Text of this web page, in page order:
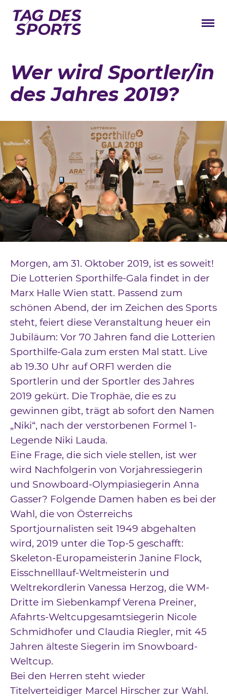
Stars
Lageplan
Galerie
Verbände
Barrierefreiheit
Downloads
Impressum
Datenschutz
Wer wird Sportler/in
des Jahres 2019?
Morgen, am 31. Oktober 2019, ist es soweit!
Die Lotterien Sporthilfe-Gala findet in der
Marx Halle Wien statt. Passend zum
schönen Abend, der im Zeichen des Sports
steht, feiert diese Veranstaltung heuer ein
Jubiläum: Vor 70 Jahren fand die Lotterien
Sporthilfe-Gala zum ersten Mal statt. Live
ab 19.30 Uhr auf ORF1 werden die
Sportlerin und der Sportler des Jahres
2019 gekürt. Die Trophäe, die es zu
gewinnen gibt, trägt ab sofort den Namen
„Niki“, nach der verstorbenen Formel 1-
Legende Niki Lauda.
Eine Frage, die sich viele stellen, ist wer
wird Nachfolgerin von Vorjahressiegerin
und Snowboard-Olympiasiegerin Anna
Gasser? Folgende Damen haben es bei der
Wahl, die von Österreichs
Sportjournalisten seit 1949 abgehalten
wird, 2019 unter die Top-5 geschafft:
Skeleton-Europameisterin Janine Flock,
Eisschnelllauf-Weltmeisterin und
Weltrekordlerin Vanessa Herzog, die WM-
Dritte im Siebenkampf Verena Preiner,
Afahrts-Weltcupgesamtsiegerin Nicole
Schmidhofer und Claudia Riegler, mit 45
Jahren älteste Siegerin im Snowboard-
Weltcup.
Bei den Herren steht wieder
Titelverteidiger Marcel Hirscher zur Wahl.